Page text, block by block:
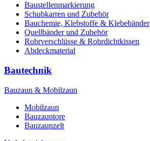
Baustellenmarkierung
Schubkarren und Zubehör
Bauchemie, Klebstoffe & Klebebänder
Quellbänder und Zubehör
Rohrverschlüsse & Rohrdichtkissen
Abdeckmaterial
Bautechnik
Bauzaun & Mobilzaun
Mobilzaun
Bauzauntore
Bauzaunzelt